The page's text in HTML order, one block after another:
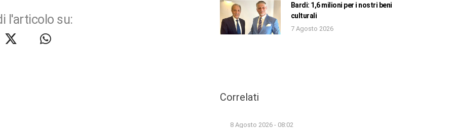
l'articolo su:
Bardi: 1,6 milioni per i nostri beni
culturali
7 Agosto 2026
Correlati
8 Agosto 2026 - 08:02